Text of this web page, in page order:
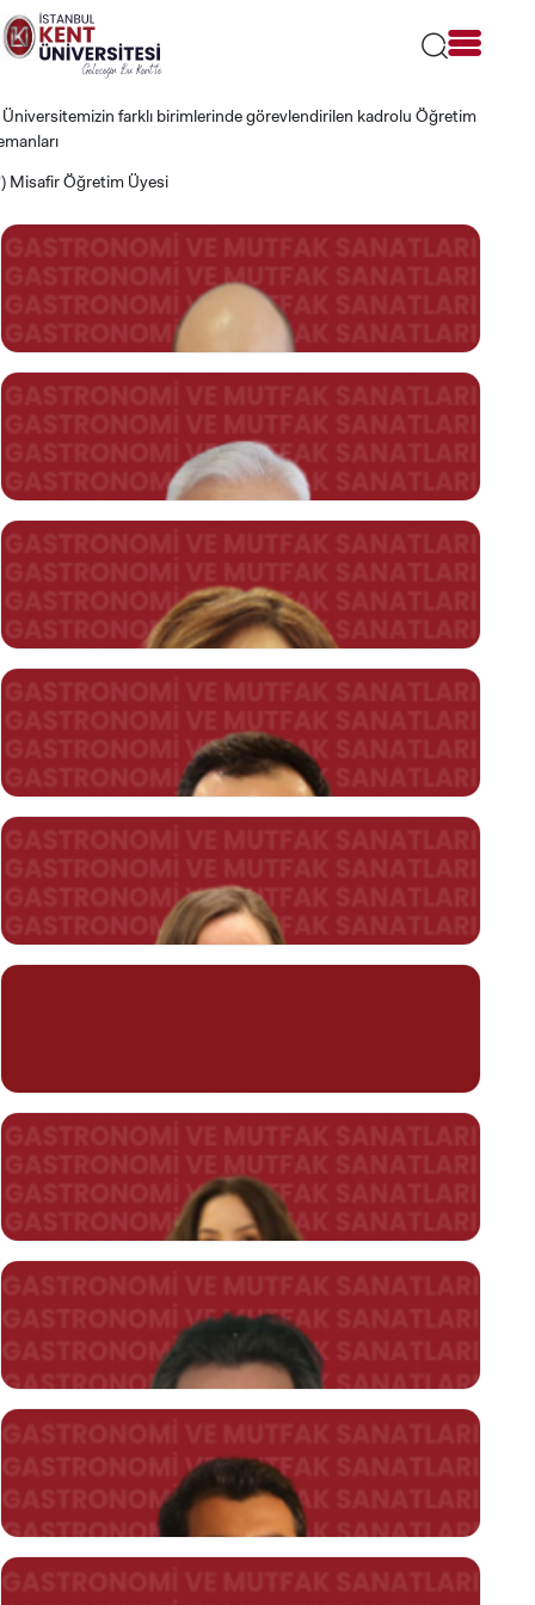
Lütfen
dikkat:
Bu
sitesi
sistemi
Üniversitemizin farklı birimlerinde görevlendirilen kadrolu Öğretim
Misafir Öğretim Üyesi
Prof. Dr. Burak MİL
BÖLÜM BAŞKANI
burak.mil@kent.edu.tr
Prof. Dr. Öcal USTA
ocal.usta@kent.edu.tr
ecem.incekaraceper@kent.edu.tr
Dr. Öğr. Üyesi Heysem Suat BATU
heysemsuat.batu@kent.edu.tr
Dr. Öğr. Üyesi Hilal KESKİN
hilal.keskin@kent.edu.tr
Dr. Öğr. Üyesi N. Banu BAYRAKTAR
banu.bayraktar@kent.edu.tr